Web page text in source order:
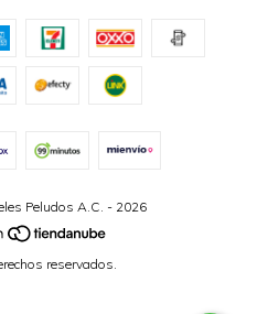
Peludos A.C. - 2026
reservados.